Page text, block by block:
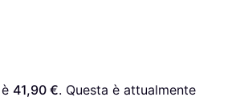
è 41,90 €. Questa è attualmente